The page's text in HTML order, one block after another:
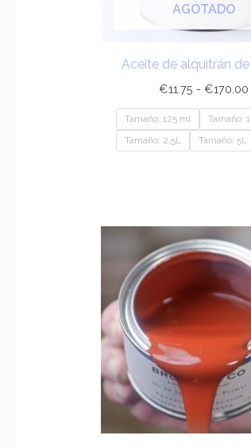
AGOTADO
Aceite de alquitrán
€11.75 - €170.00
Tamaño: 125 ml
Tamaño: 1L
Tamaño: 2,5L
Tamaño: 5L